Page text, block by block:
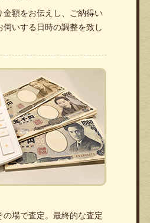
金額をお伝えし、ご納得い
伺いする日時の調整を致し
の場で査定。最終的な査定